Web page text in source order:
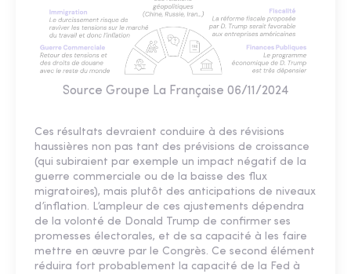
Source Groupe La Française 06/11/2024
Ces résultats devraient conduire à des révisions
haussières non pas tant des prévisions de croissance
(qui subiraient par exemple un impact négatif de la
guerre commerciale ou de la baisse des flux
migratoires), mais plutôt des anticipations de niveaux
d’inflation. L’ampleur de ces ajustements dépendra
de la volonté de Donald Trump de confirmer ses
promesses électorales, et de sa capacité à les faire
mettre en œuvre par le Congrès. Ce second élément
réduira fort probablement la capacité de la Fed à